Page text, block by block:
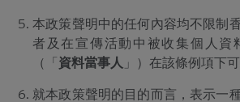
本政策聲明中的任何內容均不限制
者及在宣傳活動中被收集個人資
（「資料當事人 」）在該條例項下
就本政策聲明的目的而言，表示一